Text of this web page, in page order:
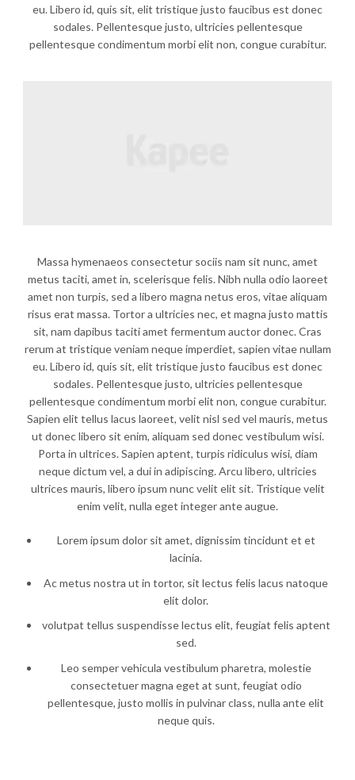
eu. Libero id, quis sit, elit tristique justo faucibus est donec
sodales. Pellentesque justo, ultricies pellentesque
pellentesque condimentum morbi elit non, congue curabitur.
Massa hymenaeos consectetur sociis nam sit nunc, amet
metus taciti, amet in, scelerisque felis. Nibh nulla odio laoreet
amet non turpis, sed a libero magna netus eros, vitae aliquam
risus erat massa. Tortor a ultricies nec, et magna justo mattis
sit, nam dapibus taciti amet fermentum auctor donec. Cras
rerum at tristique veniam neque imperdiet, sapien vitae nullam
eu. Libero id, quis sit, elit tristique justo faucibus est donec
sodales. Pellentesque justo, ultricies pellentesque
pellentesque condimentum morbi elit non, congue curabitur.
Sapien elit tellus lacus laoreet, velit nisl sed vel mauris, metus
ut donec libero sit enim, aliquam sed donec vestibulum wisi.
Porta in ultrices. Sapien aptent, turpis ridiculus wisi, diam
neque dictum vel, a dui in adipiscing. Arcu libero, ultricies
ultrices mauris, libero ipsum nunc velit elit sit. Tristique velit
enim velit, nulla eget integer ante augue.
Lorem ipsum dolor sit amet, dignissim tincidunt et et
lacinia.
Ac metus nostra ut in tortor, sit lectus felis lacus natoque
elit dolor.
volutpat tellus suspendisse lectus elit, feugiat felis aptent
sed.
Leo semper vehicula vestibulum pharetra, molestie
consectetuer magna eget at sunt, feugiat odio
pellentesque, justo mollis in pulvinar class, nulla ante elit
neque quis.